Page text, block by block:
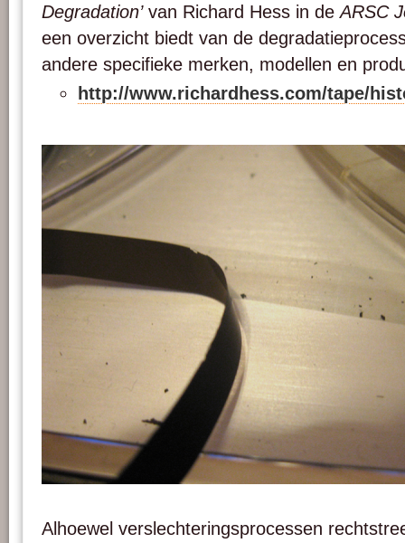
Degradation’van Richard Hess in deARSC
een overzicht biedt van de
andere specifieke merken, modellen en
http://www.richardhess.com/tape/
Alhoewel verslechteringsprocessen